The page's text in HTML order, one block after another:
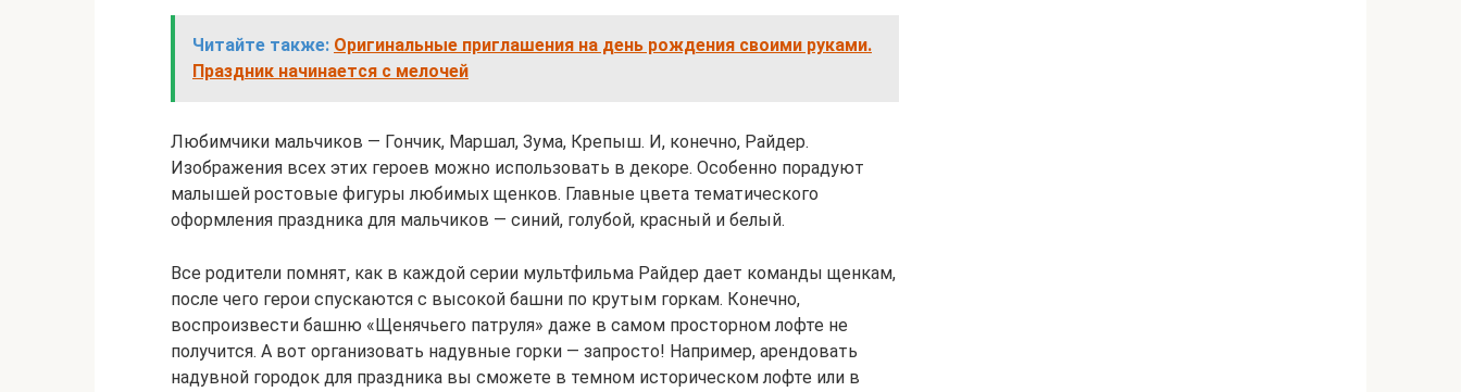
Читайте также: Оригинальные приглашения на день рождения своими руками.
Праздник начинается с мелочей
Любимчики мальчиков — Гончик, Маршал, Зума, Крепыш. И, конечно, Райдер.
Изображения всех этих героев можно использовать в декоре. Особенно порадуют
малышей ростовые фигуры любимых щенков. Главные цвета тематического
оформления праздника для мальчиков — синий, голубой, красный и белый.
Все родители помнят, как в каждой серии мультфильма Райдер дает команды щенкам,
после чего герои спускаются с высокой башни по крутым горкам. Конечно,
воспроизвести башню «Щенячьего патруля» даже в самом просторном лофте не
получится. А вот организовать надувные горки — запросто! Например, арендовать
надувной городок для праздника вы сможете в темном историческом лофте или в